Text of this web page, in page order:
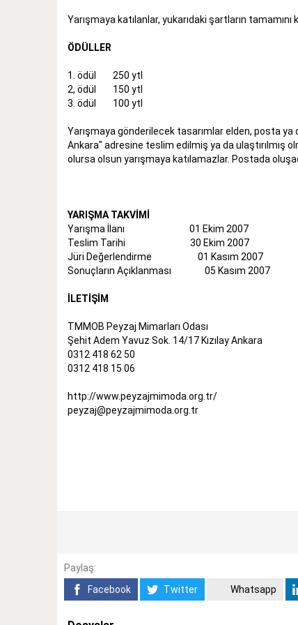
Yarışmaya katılanlar, yukarıdaki şartların tamamını
ÖDÜLLER
1. ödül 250 ytl
2, ödül 150 ytl
3. ödül 100 ytl
Yarışmaya gönderilecek tasarımlar elden, posta ya
Ankara" adresine teslim edilmiş ya da ulaştırılmış
olursa olsun yarışmaya katılamazlar. Postada
YARIŞMA TAKVİMİ
Yarışma İlanı 01 Ekim 2007
Teslim Tarihi 30 Ekim 2007
Jüri Değerlendirme 01 Kasım 2007
Sonuçların Açıklanması 05 Kasım 2007
İLETİŞİM
TMMOB Peyzaj Mimarları Odası
Şehit Adem Yavuz Sok. 14/17 Kızılay Ankara
0312 418 62 50
0312 418 15 06
http://www.peyzajmimoda.org.tr/
peyzaj@peyzajmimoda.org.tr
Paylaş:
Facebook
Twitter Whatsapp